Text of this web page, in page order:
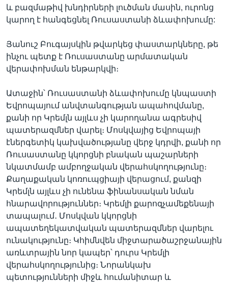
և բազմաթիվ խնդիրների լուծման մասին, ուրոնց
կարող է հանգեցնել Ռուսաստանի ձևափոխումը:
Յանուշ Բուգայսկին թվարկեց փաստարկները, թե
ինչու պետք է Ռուսաստանը արմատական
վերափոխման ենթարկվի։
Ատաջին՝ Ռուսաստանի ձևափոխումը կնպաստի
Եվրոպայում անվտանգության ապահովմանը,
քանի որ Կրեմլն այլևս չի կարողանա ագրեսիվ
պատերազմներ վարել։ Մոսկվայից Եվրոպայի
էներգետիկ կախվածությանը վերջ կդրվի, քանի որ
Ռուսաստանը կկորցնի բնական պաշարների
նկատմամբ ամբողջական վերահսկողությունը։
Քաղաքական կոռուպցիայի վերացում, քանզի
Կրեմլն այլևս չի ունենա ֆինանսական նման
հնարավորություններ։ Կրեմլի քարոզչամեքենայի
տապալում․ Մոսկվան կկորցնի
ապատեղեկատվական պատերազմներ վարելու
ունակությունը։ Կհիմնվեն միջտարածաշրջանային
առևտրային նոր կապեր՝ դուրս Կրեմլի
վերահսկողությունից։ Նորանկախ
պետությունների միջև հումանիտար և